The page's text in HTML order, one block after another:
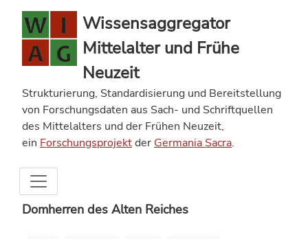
Wissensaggregator
Mittelalter und Frühe
Neuzeit
Strukturierung, Standardisierung und Bereitstellung
von Forschungsdaten aus Sach- und Schriftquellen
des Mittelalters und der Frühen Neuzeit,
ein Forschungsprojektder Germania Sacra.
Domherren des Alten Reiches